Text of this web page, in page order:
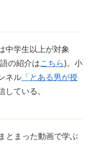
中学生以上が対象
の紹介はこちら)。小
ネル「とある男が授
している。
とまった動画で学ぶ